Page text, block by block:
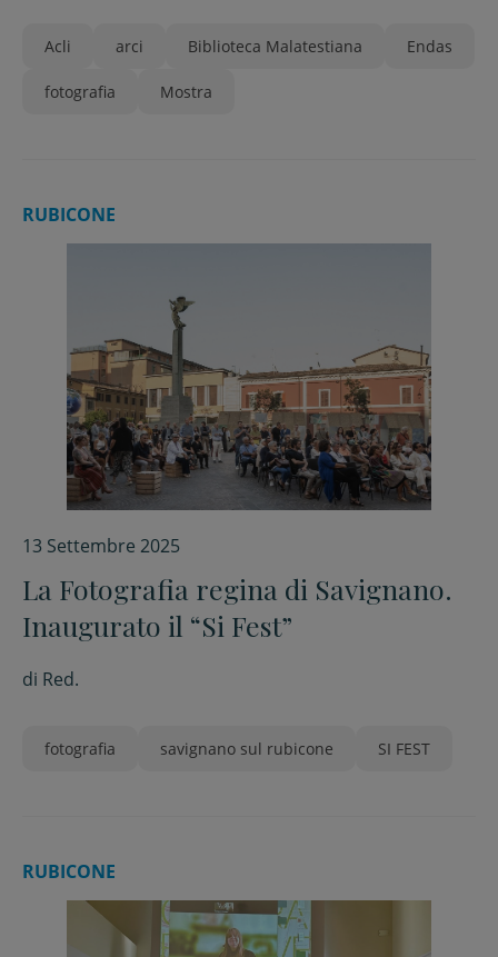
Acli arci Biblioteca Malatestiana Endas
fotografia Mostra
RUBICONE
13 Settembre 2025
La Fotografia regina di Savignano.
Inaugurato il “Si Fest”
di Red.
fotografia savignano sul rubicone SI FEST
RUBICONE